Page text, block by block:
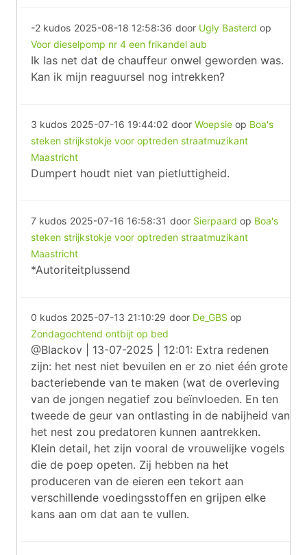
-2 kudos 2025-08-18 12:58:36 door Ugly Basterd op
Voor dieselpomp nr 4 een frikandel aub
Ik las net dat de chauffeur onwel geworden was.
Kan ik mijn reaguursel nog intrekken?
3 kudos 2025-07-16 19:44:02 door Woepsie op Boa's
steken strijkstokje voor optreden straatmuzikant
Maastricht
Dumpert houdt niet van pietluttigheid.
7 kudos 2025-07-16 16:58:31 door Sierpaard op Boa's
steken strijkstokje voor optreden straatmuzikant
Maastricht
*Autoriteitplussend
0 kudos 2025-07-13 21:10:29 door De_GBS op
Zondagochtend ontbijt op bed
@Blackov | 13-07-2025 | 12:01: Extra redenen
zijn: het nest niet bevuilen en er zo niet één grote
bacteriebende van te maken (wat de overleving
van de jongen negatief zou beïnvloeden. En ten
tweede de geur van ontlasting in de nabijheid van
het nest zou predatoren kunnen aantrekken.
Klein detail, het zijn vooral de vrouwelijke vogels
die de poep opeten. Zij hebben na het
produceren van de eieren een tekort aan
verschillende voedingsstoffen en grijpen elke
kans aan om dat aan te vullen.